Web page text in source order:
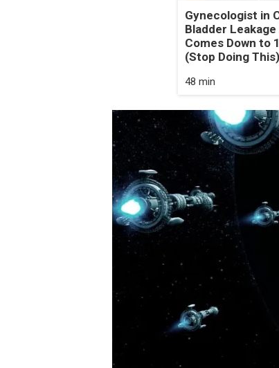
Gynecologist in
Bladder
Comes Down to
(Stop Doing This)
48 min